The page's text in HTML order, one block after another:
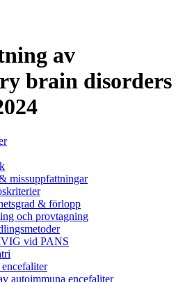
av
brain disorders
missuppfattningar
& förlopp
och provtagning
vid PANS
autoimmuna encefaliter